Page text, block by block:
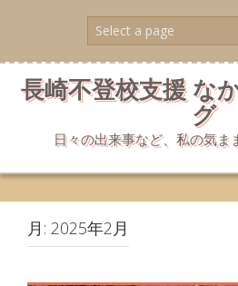
ン
プ
長崎不登校支援 な
グ
日々の出来事など、私の気ま
月: 2025年2月